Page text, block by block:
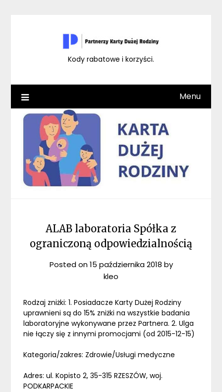
Kody rabatowe i korzyści.
Menu
ALAB laboratoria Spółka z
ograniczoną odpowiedzialnością
Posted on15 października 2018 by
kleo
Rodzaj zniżki: 1. Posiadacze Karty Dużej Rodziny
uprawnieni są do 15% zniżki na wszystkie badania
laboratoryjne wykonywane przez Partnera. 2. Ulga
nie łączy się z innymi promocjami (od 2015-12-15)
Kategoria/zakres: Zdrowie/Usługi medyczne
Adres: ul. Kopisto 2, 35-315 RZESZÓW, woj.
PODKARPACKIE